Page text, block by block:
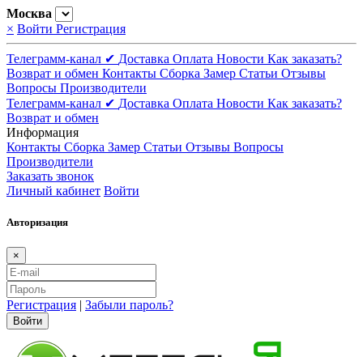
Москва
× Войти Регистрация
Телеграмм-канал ✔ Доставка Оплата Новости Как заказать?
Возврат и обмен Контакты Сборка Замер Статьи Отзывы
Вопросы Производители
Телеграмм-канал ✔ Доставка Оплата Новости Как заказать?
Возврат и обмен
Информация
Контакты Сборка Замер Статьи Отзывы Вопросы
Производители
Заказать звонок
Личный кабинет Войти
Авторизация
×
Регистрация | Забыли пароль?
Войти